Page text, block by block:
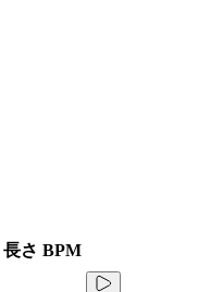
長さ BPM